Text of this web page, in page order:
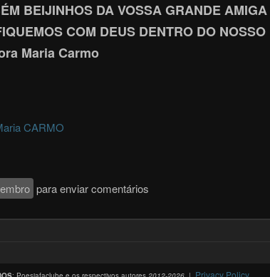
BEIJINHOS DA VOSSA GRANDE AMIGA
COM DEUS DENTRO DO NOSSO
Maria Carmo
CARMO
para enviar comentários